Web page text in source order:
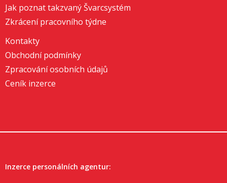
Jak poznat takzvaný Švarcsystém
Zkrácení pracovního týdne
Kontakty
Obchodní podmínky
Zpracování osobních údajů
Ceník inzerce
Inzerce personálních agentur: